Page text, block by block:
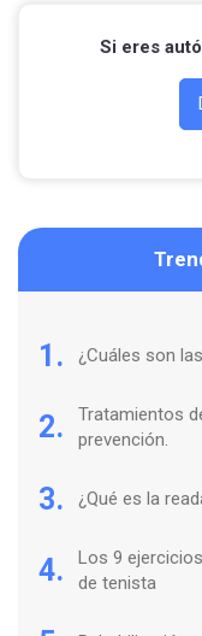
Si eres
1. ¿Cuáles son
2.
Tratamientos
prevención.
3. ¿Qué es la
4.
Los 9
de tenista